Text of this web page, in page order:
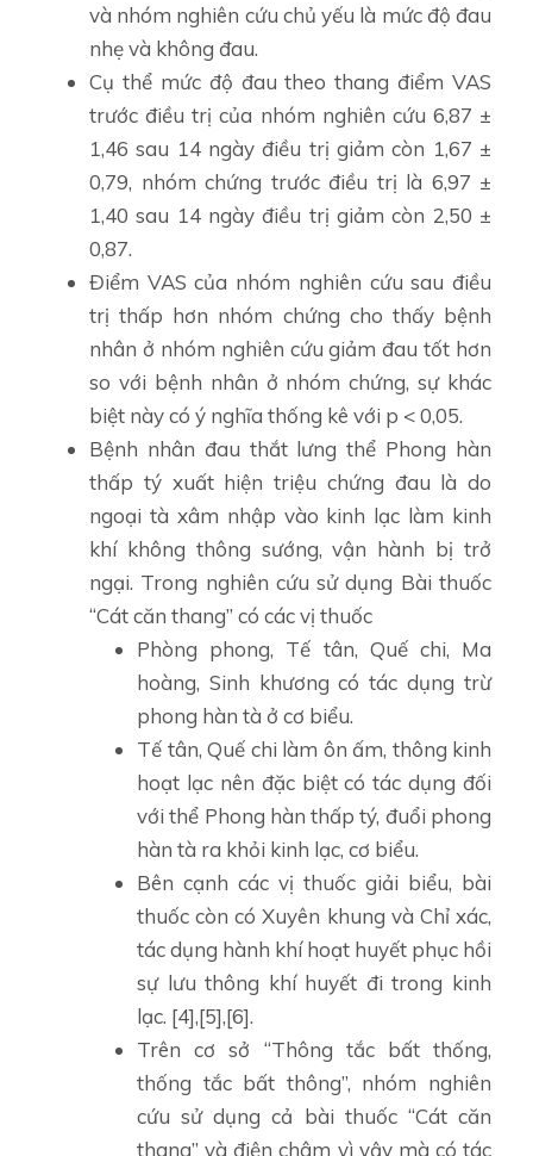
và nhóm nghiên cứu chủ yếu là mức độ đau
nhẹ và không đau.
Cụ thể mức độ đau theo thang điểm VAS
trước điều trị của nhóm nghiên cứu 6,87 ±
1,46 sau 14 ngày điều trị giảm còn 1,67 ±
0,79, nhóm chứng trước điều trị là 6,97 ±
1,40 sau 14 ngày điều trị giảm còn 2,50 ±
0,87.
Điểm VAS của nhóm nghiên cứu sau điều
trị thấp hơn nhóm chứng cho thấy bệnh
nhân ở nhóm nghiên cứu giảm đau tốt hơn
so với bệnh nhân ở nhóm chứng, sự khác
biệt này có ý nghĩa thống kê với p < 0,05.
Bệnh nhân đau thắt lưng thể Phong hàn
thấp tý xuất hiện triệu chứng đau là do
ngoại tà xâm nhập vào kinh lạc làm kinh
khí không thông sướng, vận hành bị trở
ngại. Trong nghiên cứu sử dụng Bài thuốc
“Cát căn thang” có các vị thuốc
Phòng phong, Tế tân, Quế chi, Ma
hoàng, Sinh khương có tác dụng trừ
phong hàn tà ở cơ biểu.
Tế tân, Quế chi làm ôn ấm, thông kinh
hoạt lạc nên đặc biệt có tác dụng đối
với thể Phong hàn thấp tý, đuổi phong
hàn tà ra khỏi kinh lạc, cơ biểu.
Bên cạnh các vị thuốc giải biểu, bài
thuốc còn có Xuyên khung và Chỉ xác,
tác dụng hành khí hoạt huyết phục hồi
sự lưu thông khí huyết đi trong kinh
lạc. [4],[5],[6].
Trên cơ sở “Thông tắc bất thống,
thống tắc bất thông”, nhóm nghiên
cứu sử dụng cả bài thuốc “Cát căn
thang” và điện châm vì vậy mà có tác